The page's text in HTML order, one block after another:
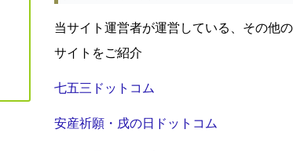
当サイト運営者が運営している、その他
サイトをご紹介
七五三ドットコム
安産祈願・戌の日ドットコム